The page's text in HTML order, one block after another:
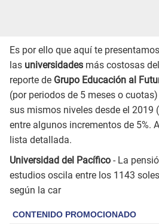
Es por ello que aquí te
las universidades más costosas del
reporte de Grupo Educación al
(por periodos de 5 meses o
sus mismos niveles desde el 2019
entre algunos incrementos de 5%.
lista detallada.
Universidad del Pacífico - La
estudios oscila entre los 1143
según la car